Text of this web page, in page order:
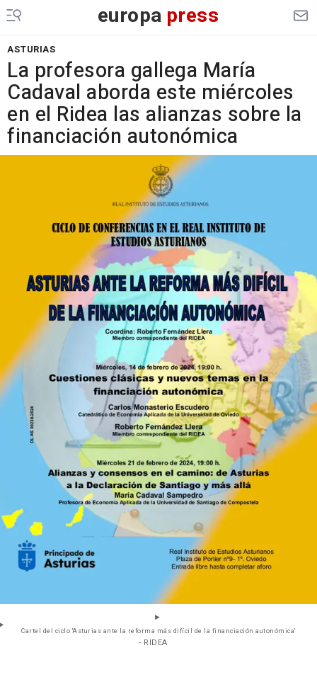
europa press
ASTURIAS
La profesora gallega María
Cadaval aborda este miércoles
en el Ridea las alianzas sobre la
financiación autonómica
Cartel del ciclo 'Asturias ante la reforma más difícil de la financiación autonómica'
- RIDEA